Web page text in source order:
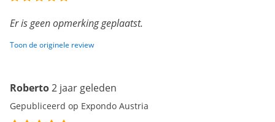
Er is geen opmerking geplaatst.
Toon de originele review
Roberto2 jaar geleden
Gepubliceerd op Expondo Austria